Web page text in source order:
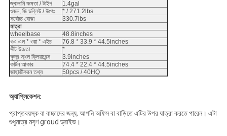
জ্বালানি ক্ষমতা / টাইপ
1.4gal
ওজন, জি ডব্লিউ / উঃপঃ
* / 271.2lbs
সর্বোচ্চ বোঝা
330.7lbs
মাত্রা
wheelbase
48.8inches
ওএ এল * ওয়া * এইচ
76.8 * 33.9 * 44.5inches
সীট উচ্চতা
*
ক্ষুদ্র স্থল ক্লিয়ারেন্স
3.9inches
কার্টন আকার
74.4 * 22.4 * 44.5inches
জাহাজীকরন তথ্য
50pcs / 40HQ
অ্যাপ্লিকেশন:
প্রাপ্তবয়স্ক বা বাচ্চাদের জন্য, আপনি অফিস বা বাড়িতে এটির উপর যাত্রা করতে পারেন। এটা
শুধুমাত্র মসৃণ groud ড্রাইভ।